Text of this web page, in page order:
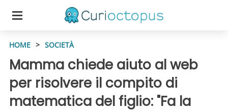
HOME > SOCIETÀ
Mamma chiede aiuto al web
per risolvere il compito di
matematica del figlio: "Fa la